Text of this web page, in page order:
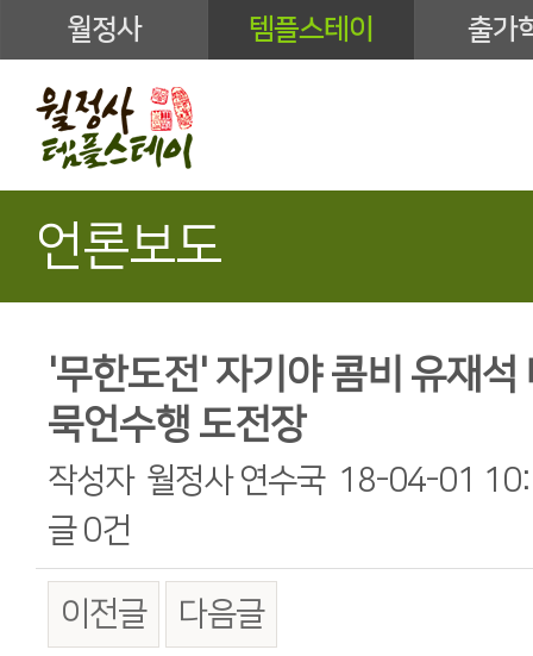
월정사 템플스테이 출가
언론보도
'무한도전' 자기야 콤비 유재
묵언수행 도전장
작성자 월정사 연수국 18-04-01
글 0건
이전글 다음글